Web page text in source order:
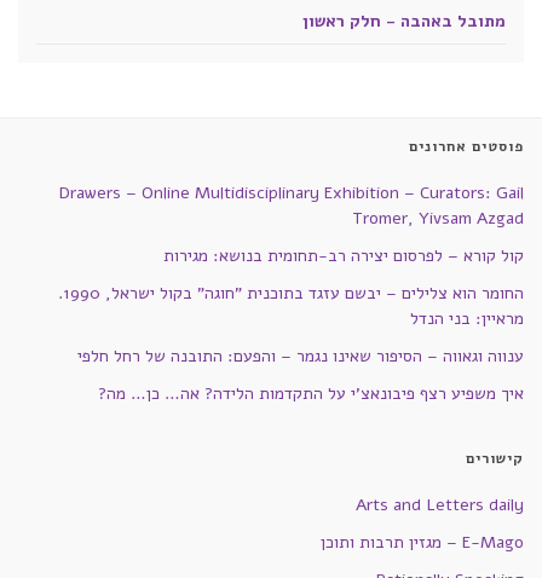
מתובל באהבה - חלק ראשון
פוסטים אחרונים
Drawers – Online Multidisciplinary Exhibition – Curators: Gail
Tromer, Yivsam Azgad
קול קורא – לפרסום יצירה רב-תחומית בנושא: מגירות
החומר הוא צלילים – יבשם עזגד בתוכנית "חוגה" בקול ישראל, 1990.
מראיין: בני הנדל
ענווה וגאווה – הסיפור שאינו נגמר – והפעם: התובנה של רחל חלפי
איך משפיע רצף פיבונאצ'י על התקדמות הלידה? אה… כן… מה?
קישורים
Arts and Letters daily
E-Mago – מגזין תרבות ותוכן